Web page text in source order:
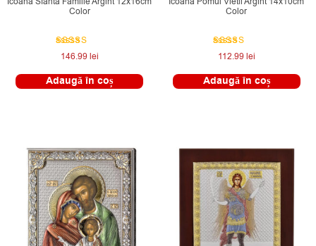
Color
Evaluat la
5.00
146.99lei
Adaugă în coș
Color
Evaluat la
5.00
112.99lei
Adaugă în coș